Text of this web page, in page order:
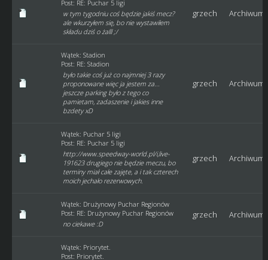
Post: RE: Puchar 5 ligi
w tym tygodniu coś będzie jakiś mecz?
ale wkurzyłem się, bo nie wystawiłem
składu dziś o żalll ;/
grzech Archiwum
Wątek: Stadion
Post: RE: Stadion
było takie coś już co najmniej 3 razy
proponowane więc ja jestem za...
jeszcze parking było z tego co
pamietam, zadaszenie i jakies inne
bzdety xD
grzech Archiwum
Wątek: Puchar 5 ligi
Post: RE: Puchar 5 ligi
http://www.speedway-world.pl/i,live-
191623 drugiego nie będzie meczu, bo
terminy miał całe zajęte, a i tak czterech
moich jechało rezerwowych.
grzech Archiwum
Wątek: Drużynowy Puchar Regionów
Post: RE: Drużynowy Puchar Regionów
no ciekawe :D
grzech Archiwum
Wątek: Priorytet.
Post: Priorytet.